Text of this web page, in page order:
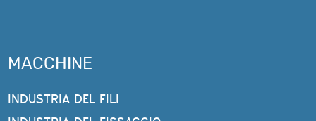
MACCHINE
INDUSTRIA DEL FILI